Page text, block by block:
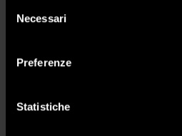
Necessari
Preferenze
Statistiche